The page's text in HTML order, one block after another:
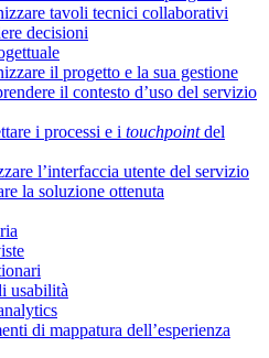
tavoli tecnici collaborativi
decisioni
il progetto e la sua gestione
il contesto d’uso del servizio
i processi e i touchpointdel
l’interfaccia utente del servizio
la soluzione ottenuta
usabilità
di mappatura dell’esperienza